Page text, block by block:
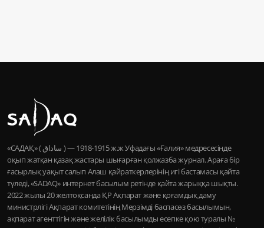
«САДАҚ» ( ساداق ) — 1915-1918 ж.ж Уфадағы «Ғалия» медресесінде
оқып жатқан қазақ жастары шығарған қолжазба журнал. Араға бір
ғасырлық уақыт салып Алаш қайраткерлерінің игі бастамасы қайта
түледі, «SADAQ» интернет басылым ретінде қайта жарыққа шықты.
2022 жылы 20 желтоқсанда ҚР Ақпарат және қоғамдық даму
министрлігі Ақпарат комитетінің Мерзімді баспасөз басылымын,
ақпарат агенттігін және желілік басылымды есепке қою туралы №